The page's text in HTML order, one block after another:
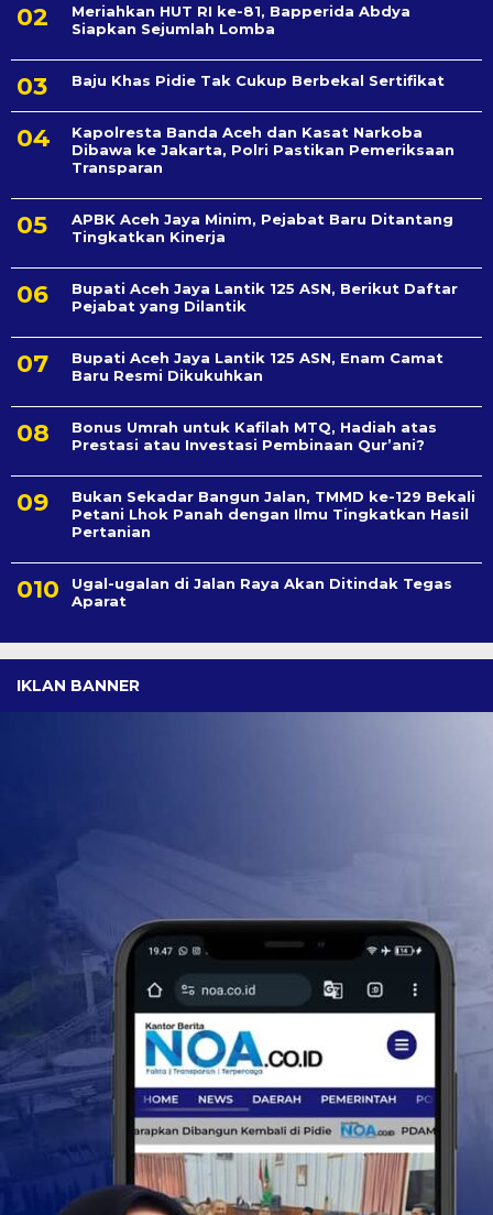
Meriahkan HUT RI ke-81, Bapperida Abdya
Siapkan Sejumlah Lomba
Baju Khas Pidie Tak Cukup Berbekal Sertifikat
Kapolresta Banda Aceh dan Kasat Narkoba
Dibawa ke Jakarta, Polri Pastikan Pemeriksaan
Transparan
APBK Aceh Jaya Minim, Pejabat Baru Ditantang
Tingkatkan Kinerja
Bupati Aceh Jaya Lantik 125 ASN, Berikut Daftar
Pejabat yang Dilantik
Bupati Aceh Jaya Lantik 125 ASN, Enam Camat
Baru Resmi Dikukuhkan
Bonus Umrah untuk Kafilah MTQ, Hadiah atas
Prestasi atau Investasi Pembinaan Qur’ani?
Bukan Sekadar Bangun Jalan, TMMD ke-129 Bekali
Petani Lhok Panah dengan Ilmu Tingkatkan Hasil
Pertanian
Ugal-ugalan di Jalan Raya Akan Ditindak Tegas
Aparat
IKLAN BANNER